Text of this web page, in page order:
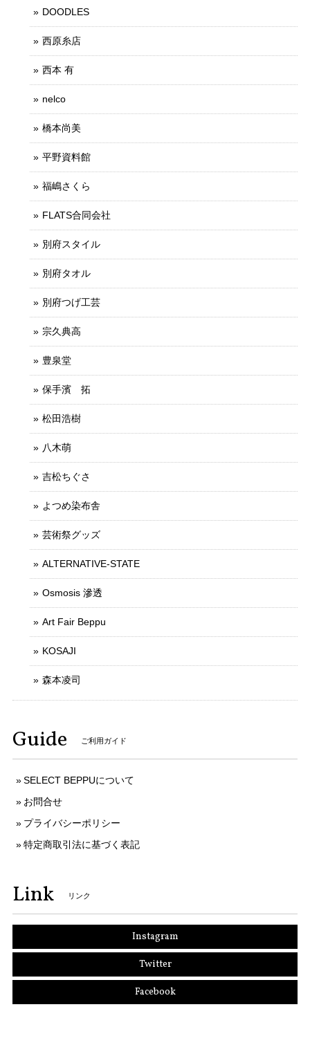
DOODLES
西原糸店
西本 有
nelco
橋本尚美
平野資料館
福嶋さくら
FLATS合同会社
別府スタイル
別府タオル
別府つげ工芸
宗久典高
豊泉堂
保手濱 拓
松田浩樹
八木萌
吉松ちぐさ
よつめ染布舎
芸術祭グッズ
ALTERNATIVE-STATE
Osmosis 滲透
Art Fair Beppu
KOSAJI
森本凌司
Guide ご利用ガイド
SELECT BEPPUについて
お問合せ
プライバシーポリシー
特定商取引法に基づく表記
Link リンク
Instagram
Twitter
Facebook